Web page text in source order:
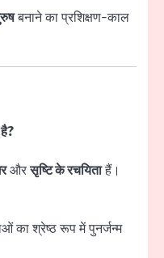
बनाने का प्रशिक्षण-काल
औरसृष्टि के रचयिताहैं।
का श्रेष्ठ रूप में पुनर्जन्म